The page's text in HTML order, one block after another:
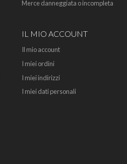
Merce danneggiata o incompleta
IL MIO ACCOUNT
Il mio account
I miei ordini
I miei indirizzi
I miei dati personali